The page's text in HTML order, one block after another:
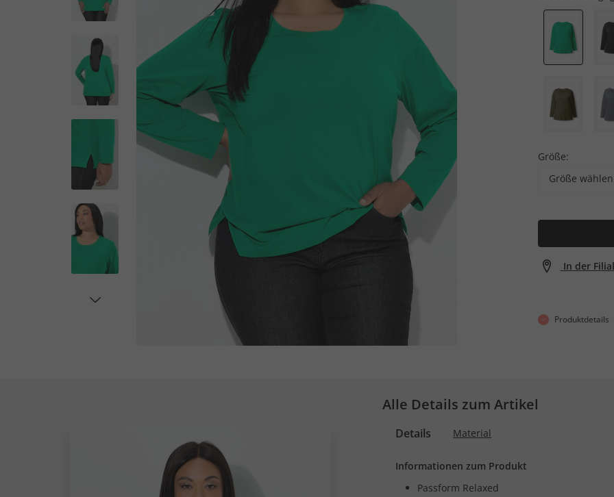
Größe:
Größe wählen
In der
Produktdetails
Alle Details zum Artikel
Details Material
Informationen zum Produkt
Passform Relaxed